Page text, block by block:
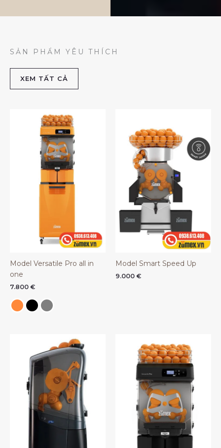
SẢN PHẨM YÊU THÍCH
XEM TẤT CẢ
Model Versatile Pro all in
one
7.800 €
Model Smart Speed Up
9.000 €